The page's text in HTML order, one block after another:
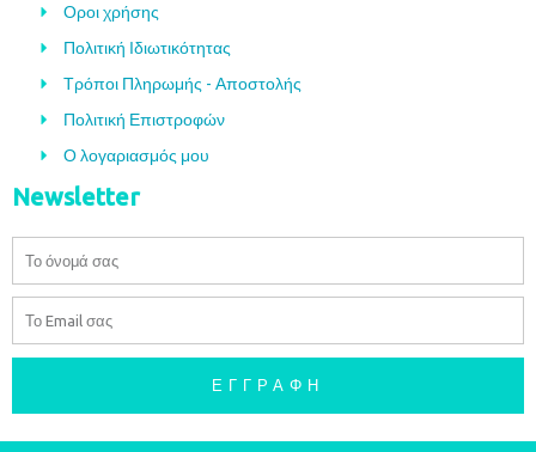
Οροι χρήσης
Πολιτική Ιδιωτικότητας
Τρόποι Πληρωμής - Αποστολής
Πολιτική Επιστροφών
Ο λογαριασμός μου
Newsletter
ΕΓΓΡΑΦΉ